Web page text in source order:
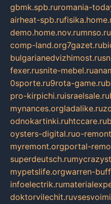
gbmk.spb.ruromania-
airheat-spb.ru
demo.home.nov.rumnso.ru
comp-land.org7gazet.ru
bulgarianedvizhimost.ru
fexer.rusnite-mebel.ru
0sporte.ru9rota-game.ru
pro-kirpichi.ruisraelsale.ru
mynances.orgladalike.ru
odnokartinki.ruhtccare.ru
oysters-digital.ruo-
myremont.orgportal-
superdeutsch.ru
mypetslife.orgwarren-
infoelectrik.ru
doktorvilechit.ru